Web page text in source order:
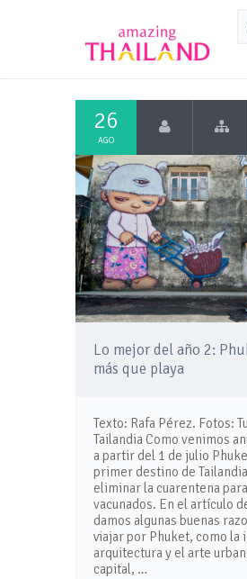
26
AGO
Lo mejor del año 2:
más que playa
Texto: Rafa Pérez. Fotos:
Tailandia Como venimos
a partir del 1 de julio
primer destino de
eliminar la cuarentena
vacunados. En el artículo
damos algunas buenas
viajar por Phuket, como la
arquitectura y el arte
capital, …